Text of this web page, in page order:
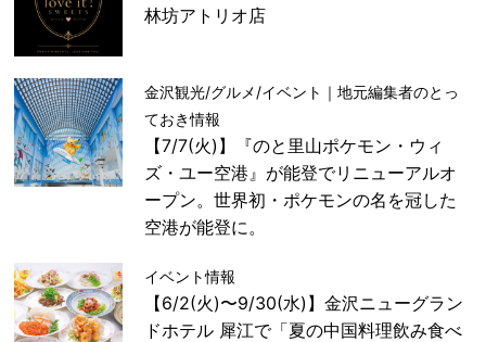
林坊アトリオ店
金沢観光/グルメ/イベント｜地元編集者のとっ
ておき情報
【7/7(火)】『のと里山ポケモン・ウィ
ズ・ユー空港』が能登でリニューアルオ
ープン。世界初・ポケモンの名を冠した
空港が能登に。
イベント情報
【6/2(火)〜9/30(水)】金沢ニューグラン
ドホテル 犀江で「夏の中国料理飲み食べ